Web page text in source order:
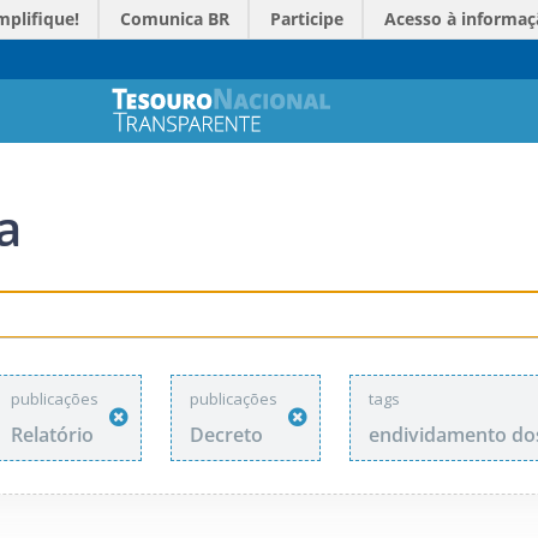
Comunica BR Participe Acesso à
publicações
Relatório
publicações
Decreto
tags
endividamento